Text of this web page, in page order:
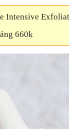
Intensive
660k